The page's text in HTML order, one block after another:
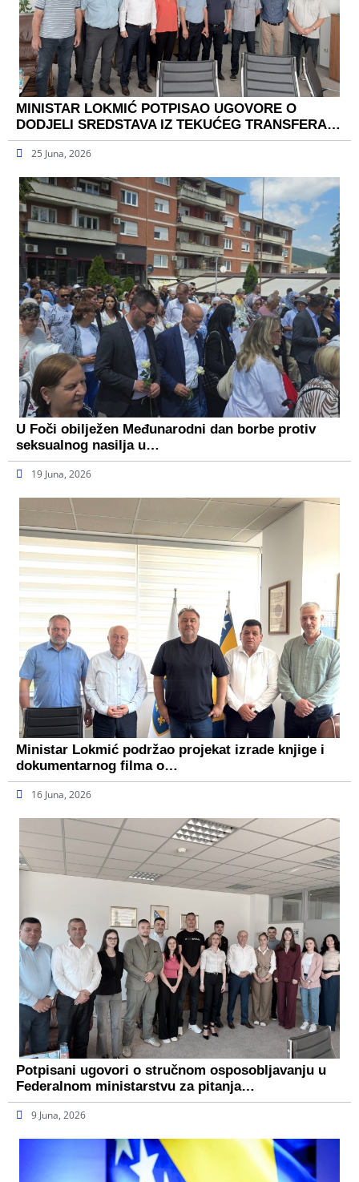
MINISTAR LOKMIĆ POTPISAO UGOVORE O
DODJELI SREDSTAVA IZ TEKUĆEG TRANSFERA…
25 Juna, 2026
U Foči obilježen Međunarodni dan borbe protiv
seksualnog nasilja u…
19 Juna, 2026
Ministar Lokmić podržao projekat izrade knjige i
dokumentarnog filma o…
16 Juna, 2026
Potpisani ugovori o stručnom osposobljavanju u
Federalnom ministarstvu za pitanja…
9 Juna, 2026